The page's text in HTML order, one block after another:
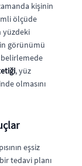
kişinin
ölçüde
yüzdeki
görünümü
, yüz
olmasını
eşsiz
tedavi planı